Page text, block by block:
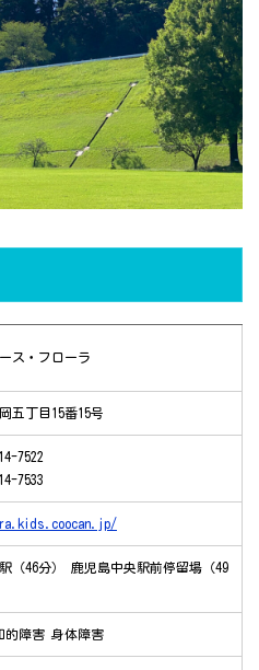
ス・フローラ
五丁目15番15号
7522
7533
（46分） 鹿児島中央駅前停留場（49
的障害 身体障害